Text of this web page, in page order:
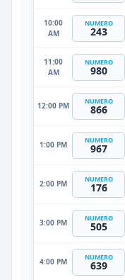
10:00
AM
NUMERO
243
11:00
AM
NUMERO
980
12:00 PM NUMERO
866
1:00 PM NUMERO
967
2:00 PM NUMERO
176
3:00 PM NUMERO
505
4:00 PM NUMERO
639